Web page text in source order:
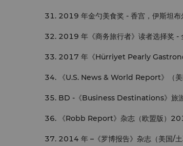
2019 年金勺美食奖 - 香宫，伊斯坦布
2019 年《商务旅行者》读者选择奖 -
2017 年《Hürriyet Pearly
《U.S. News & World Report》（
BD -《Business Destinations》旅
《Robb Report》杂志（欧盟版）
2014 年 –《罗博报告》杂志（美国/